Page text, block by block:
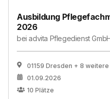
Ausbildung
2026
beiadvita Pflegedienst
01159 Dresden + 8 weitere
01.09.2026
10 Plätze